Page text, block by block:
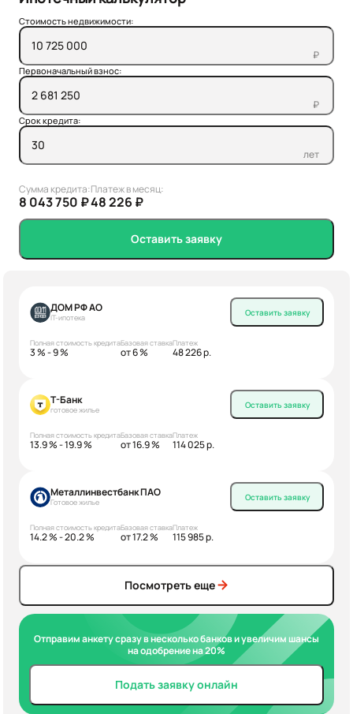
Стоимость недвижимости:
₽
Первоначальный взнос:
₽
Срок кредита:
лет
Сумма кредита:
8 043 750 ₽
Платеж в месяц:
48 226 ₽
Оставить заявку
ДОМ РФ АО
IT-ипотека
Полная стоимость кредита
3 % - 9 %
Базовая ставка
от 6 %
Платеж
48 226 р.
Оставить заявку
Т-Банк
готовое жилье
Полная стоимость кредита
13.9 % - 19.9 %
Базовая ставка
от 16.9 %
Платеж
114 025 р.
Оставить заявку
Металлинвестбанк ПАО
Готовое жилье
Полная стоимость кредита
14.2 % - 20.2 %
Базовая ставка
от 17.2 %
Платеж
115 985 р.
Оставить заявку
Посмотреть еще
Отправим анкету сразу в несколько банков и увеличим шансы
на одобрение на 20%
Подать заявку онлайн